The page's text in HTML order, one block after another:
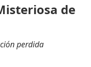
de
perdida